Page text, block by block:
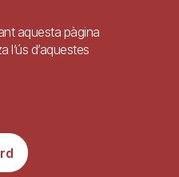
legal Ajuda
el Reial Decret 1112/2018, de 7 de
web i aplicacions per a dispositius
públic.
aquesta pàgina
l’ús d’aquestes